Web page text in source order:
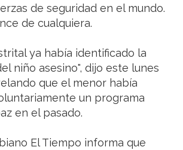
de seguridad en el mundo.
de cualquiera.
ya había identificado la
niño asesino", dijo este lunes
que el menor había
un programa
en el pasado.
El Tiempo informa que